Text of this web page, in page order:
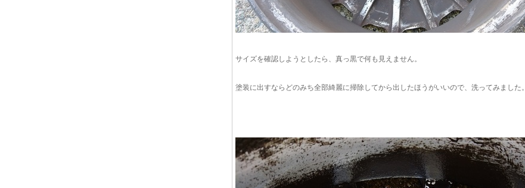
サイズを確認しようとしたら、真っ黒で何も見えません。
塗装に出すならどのみち全部綺麗に掃除してから出したほうがいいので、洗ってみました。